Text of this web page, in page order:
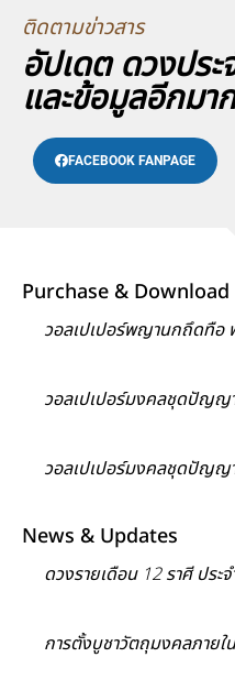
ติดตามข่าวสาร
อัปเดต ดวงปร
และข้อมูลอีกมา
FACEBOOK FANPAGE
Purchase & Download
วอลเปเปอร์พญานกถึดทือ
วอลเปเปอร์มงคลชุดปัญญา
วอลเปเปอร์มงคลชุดปัญญ
News & Updates
ดวงรายเดือน 12 ราศี ประ
การตั้งบูชาวัตถุมงคลภายใ